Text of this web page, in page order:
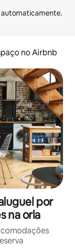
no Airbnb
por
na orla